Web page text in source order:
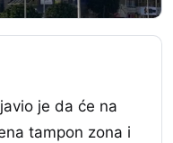
je da će na
tampon zona i